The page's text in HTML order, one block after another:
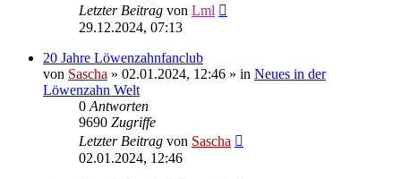
Letzter Beitrag von Lml
29.12.2024, 07:13
20 Jahre Löwenzahnfanclub
von Sascha » 02.01.2024, 12:46 » in Neues in der
Löwenzahn Welt
0 Antworten
9690 Zugriffe
Letzter Beitrag von Sascha
02.01.2024, 12:46